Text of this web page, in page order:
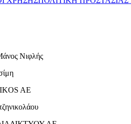
Νιφλής
AE